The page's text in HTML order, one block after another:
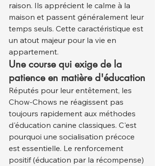
raison. Ils apprécient le calme à la
maison et passent généralement leur
temps seuls. Cette caractéristique est
un atout majeur pour la vie en
appartement.
Une course qui exige de la
patience en matière d'éducation
Réputés pour leur entêtement, les
Chow-Chows ne réagissent pas
toujours rapidement aux méthodes
d'éducation canine classiques. C'est
pourquoi une socialisation précoce
est essentielle. Le renforcement
positif (éducation par la récompense)